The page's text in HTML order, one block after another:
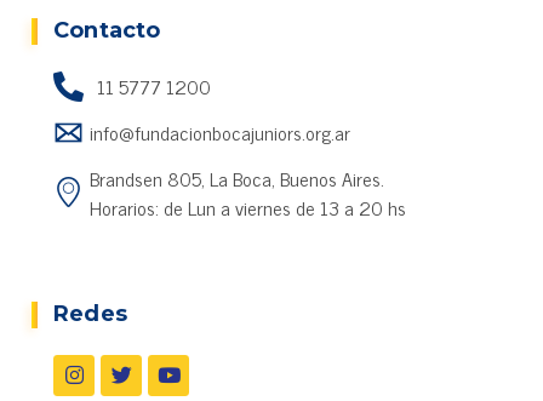
mientras encuentran beneficios exclusivos, pagos
disponibles mediante
online
atractivas durante todo el año.
Contacto
11 5777 1200
info@fundacionbocajuniors.org.ar
Brandsen 805, La Boca, Buenos Aires.
Horarios: de Lun a viernes de 13 a 20 hs
Redes